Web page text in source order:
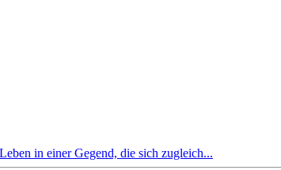
in einer Gegend, die sich zugleich...